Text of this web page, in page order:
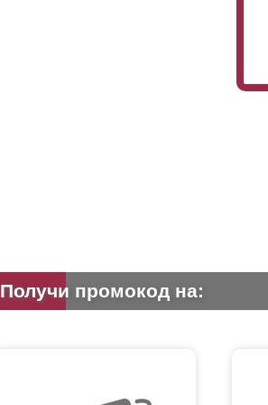
Получи промокод на: